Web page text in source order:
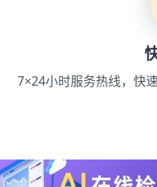
7×24小时服务热线，快